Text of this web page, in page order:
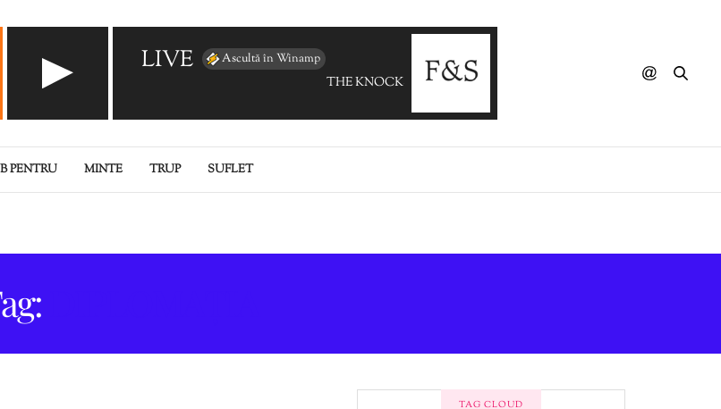
LIVE Ascultă în Winamp
THE KNOCKS - Real Life
PENTRU MINTE TRUP SUFLET
TAG CLOUD